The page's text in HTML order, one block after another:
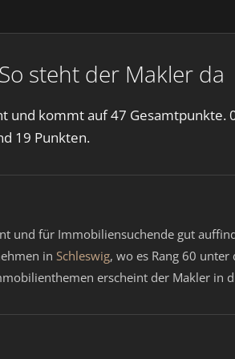
steht der Makler da
und kommt auf 47
19 Punkten.
und für Immobiliensuchende gut
in Schleswig, wo es Rang 60
erscheint der Makler in